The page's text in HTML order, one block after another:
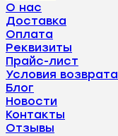
О нас
Доставка
Оплата
Реквизиты
Прайс-лист
Условия возврата
Блог
Новости
Контакты
Отзывы